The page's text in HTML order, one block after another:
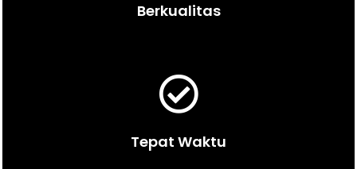
Berkualitas
Tepat Waktu